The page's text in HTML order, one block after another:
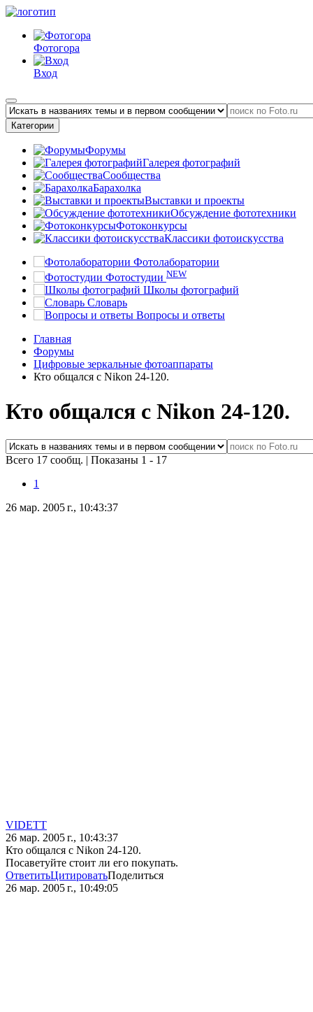
Фотогора
Вход
Категории
Форумы
Галерея фотографий
Сообщества
Барахолка
Выставки и проекты
Обсуждение фототехники
Фотоконкурсы
Классики фотоискусства
Фотолаборатории
Фотостудии NEW
Школы фотографий
Словарь
Вопросы и ответы
Главная
Форумы
Цифровые зеркальные фотоаппараты
Кто общался с Nikon 24-120.
Кто общался с Nikon 24-120.
Всего 17 сообщ. | Показаны 1 - 17
1
26 мар. 2005 г., 10:43:37
VIDETT
26 мар. 2005 г., 10:43:37
Кто общался с Nikon 24-120.
Посаветуйте стоит ли его покупать.
ОтветитьЦитироватьПоделиться
26 мар. 2005 г., 10:49:05